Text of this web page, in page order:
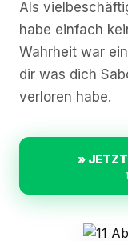
Als
habe einfach
Wahrheit war
dir was dich
verloren habe.
» JETZT